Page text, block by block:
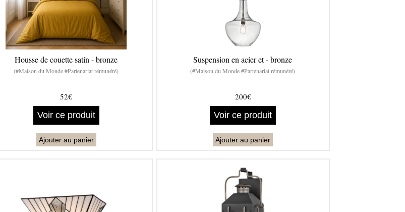
Housse de couette satin - bronze
(#Maison du Monde #Partenariat rémunéré)
52€
Voir ce produit
Ajouter au panier
Suspension en acier et - bronze
(#Maison du Monde #Partenariat rémunéré)
200€
Voir ce produit
Ajouter au panier